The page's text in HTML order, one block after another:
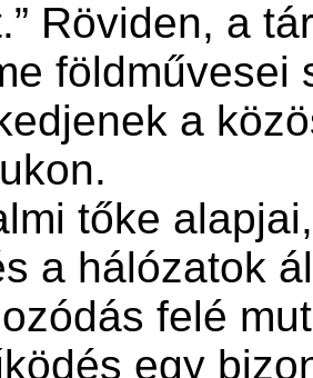
Röviden, a
földművesei
a
tőke
a hálózatok
felé
egy